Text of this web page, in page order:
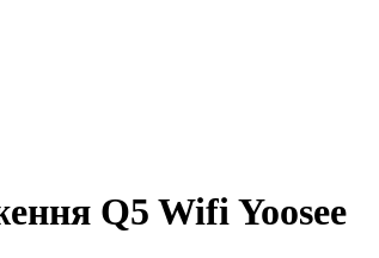
Q5 Wifi Yoosee